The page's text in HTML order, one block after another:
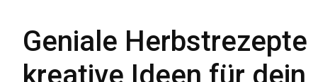
Geniale
kreative Ideen für